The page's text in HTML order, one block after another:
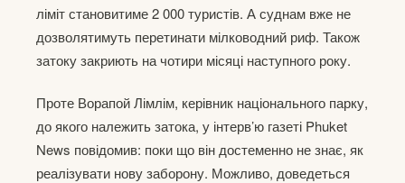
ліміт становитиме 2 000 туристів. А суднам вже не
дозволятимуть перетинати мілководний риф. Також
затоку закриють на чотири місяці наступного року.
Проте Ворапой Лімлім, керівник національного парку,
до якого належить затока, у інтерв’ю газеті Phuket
News повідомив: поки що він достеменно не знає, як
реалізувати нову заборону. Можливо, доведеться